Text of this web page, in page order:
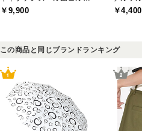
￥9,900 ￥4,400
この商品と同じブランドランキング